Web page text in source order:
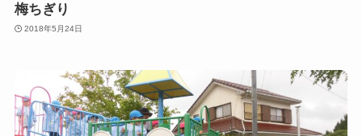
梅ちぎり
2018年5月24日